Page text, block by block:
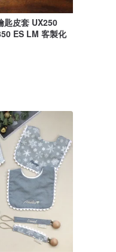
皮套 UX250
ES LM 客製化